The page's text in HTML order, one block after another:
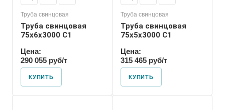
Труба свинцовая
Труба свинцовая
75x6x3000 С1
Цена:
290 055 руб/т
КУПИТЬ
Труба свинцовая
Труба свинцовая
75x5x3000 С1
Цена:
315 465 руб/т
КУПИТЬ